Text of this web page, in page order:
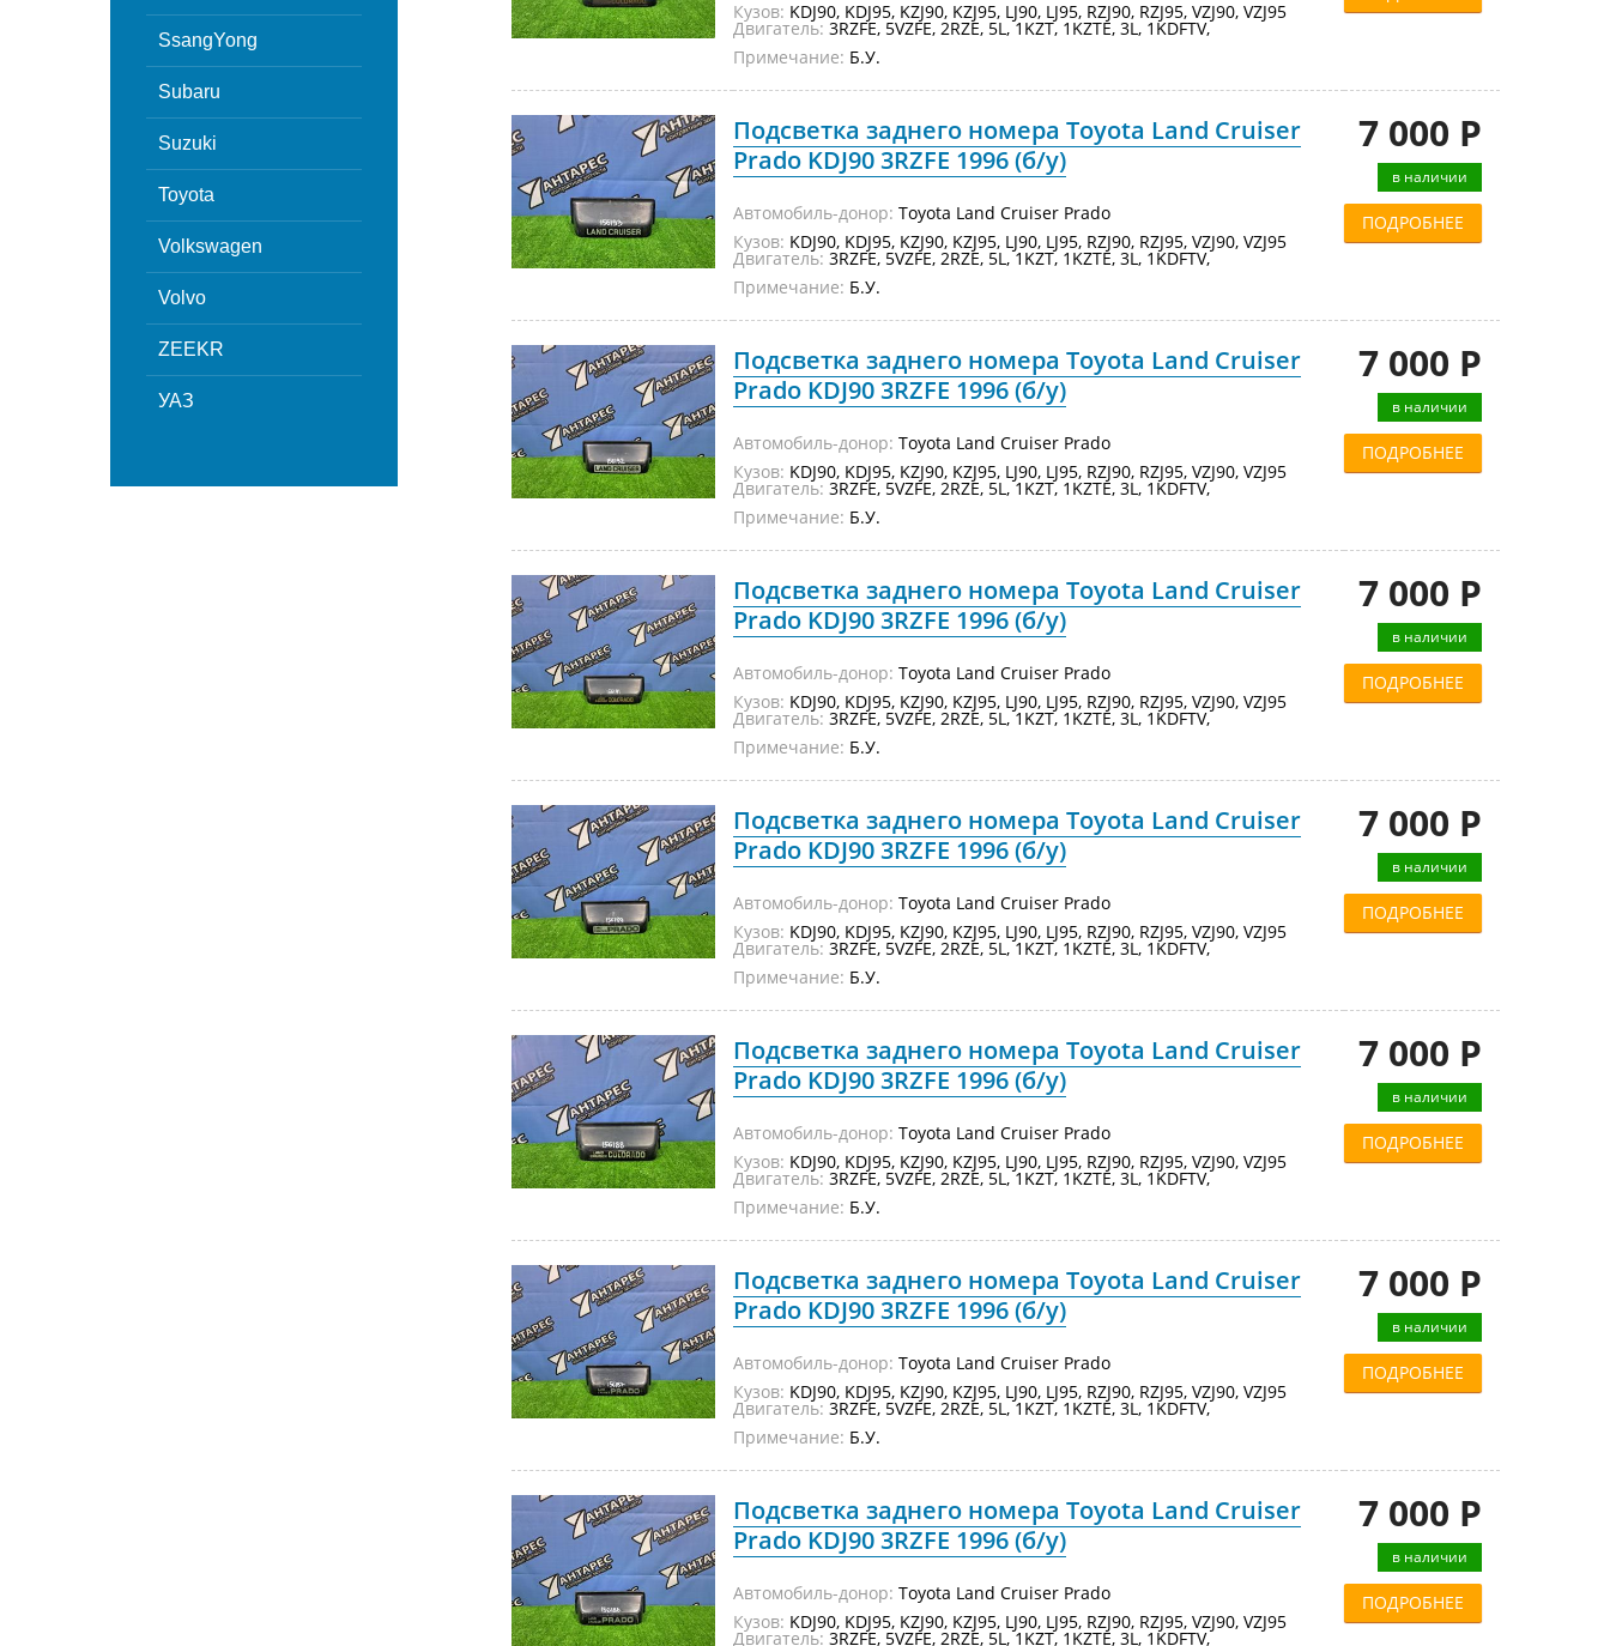
SsangYong
Subaru
Suzuki
Toyota
Volkswagen
Volvo
ZEEKR
УАЗ
Кузов: KDJ90, KDJ95, KZJ90, KZJ95, LJ90, LJ95, RZJ90, RZJ95, VZJ90, VZJ95
Двигатель: 3RZFE, 5VZFE, 2RZE, 5L, 1KZT, 1KZTE, 3L, 1KDFTV,
Примечание: Б.У.
Подсветка заднего номера Toyota Land Cruiser
Prado KDJ90 3RZFE 1996 (б/у)
Автомобиль-донор: Toyota Land Cruiser Prado
Кузов: KDJ90, KDJ95, KZJ90, KZJ95, LJ90, LJ95, RZJ90, RZJ95, VZJ90, VZJ95
Двигатель: 3RZFE, 5VZFE, 2RZE, 5L, 1KZT, 1KZTE, 3L, 1KDFTV,
Примечание: Б.У.
7 000 Р
в наличии
ПОДРОБНЕЕ
Подсветка заднего номера Toyota Land Cruiser
Prado KDJ90 3RZFE 1996 (б/у)
Автомобиль-донор: Toyota Land Cruiser Prado
Кузов: KDJ90, KDJ95, KZJ90, KZJ95, LJ90, LJ95, RZJ90, RZJ95, VZJ90, VZJ95
Двигатель: 3RZFE, 5VZFE, 2RZE, 5L, 1KZT, 1KZTE, 3L, 1KDFTV,
Примечание: Б.У.
7 000 Р
в наличии
ПОДРОБНЕЕ
Подсветка заднего номера Toyota Land Cruiser
Prado KDJ90 3RZFE 1996 (б/у)
Автомобиль-донор: Toyota Land Cruiser Prado
Кузов: KDJ90, KDJ95, KZJ90, KZJ95, LJ90, LJ95, RZJ90, RZJ95, VZJ90, VZJ95
Двигатель: 3RZFE, 5VZFE, 2RZE, 5L, 1KZT, 1KZTE, 3L, 1KDFTV,
Примечание: Б.У.
7 000 Р
в наличии
ПОДРОБНЕЕ
Подсветка заднего номера Toyota Land Cruiser
Prado KDJ90 3RZFE 1996 (б/у)
Автомобиль-донор: Toyota Land Cruiser Prado
Кузов: KDJ90, KDJ95, KZJ90, KZJ95, LJ90, LJ95, RZJ90, RZJ95, VZJ90, VZJ95
Двигатель: 3RZFE, 5VZFE, 2RZE, 5L, 1KZT, 1KZTE, 3L, 1KDFTV,
Примечание: Б.У.
7 000 Р
в наличии
ПОДРОБНЕЕ
Подсветка заднего номера Toyota Land Cruiser
Prado KDJ90 3RZFE 1996 (б/у)
Автомобиль-донор: Toyota Land Cruiser Prado
Кузов: KDJ90, KDJ95, KZJ90, KZJ95, LJ90, LJ95, RZJ90, RZJ95, VZJ90, VZJ95
Двигатель: 3RZFE, 5VZFE, 2RZE, 5L, 1KZT, 1KZTE, 3L, 1KDFTV,
Примечание: Б.У.
7 000 Р
в наличии
ПОДРОБНЕЕ
Подсветка заднего номера Toyota Land Cruiser
Prado KDJ90 3RZFE 1996 (б/у)
Автомобиль-донор: Toyota Land Cruiser Prado
Кузов: KDJ90, KDJ95, KZJ90, KZJ95, LJ90, LJ95, RZJ90, RZJ95, VZJ90, VZJ95
Двигатель: 3RZFE, 5VZFE, 2RZE, 5L, 1KZT, 1KZTE, 3L, 1KDFTV,
Примечание: Б.У.
7 000 Р
в наличии
ПОДРОБНЕЕ
Подсветка заднего номера Toyota Land Cruiser
Prado KDJ90 3RZFE 1996 (б/у)
Автомобиль-донор: Toyota Land Cruiser Prado
Кузов: KDJ90, KDJ95, KZJ90, KZJ95, LJ90, LJ95, RZJ90, RZJ95, VZJ90, VZJ95
Двигатель: 3RZFE, 5VZFE, 2RZE, 5L, 1KZT, 1KZTE, 3L, 1KDFTV,
7 000 Р
в наличии
ПОДРОБНЕЕ